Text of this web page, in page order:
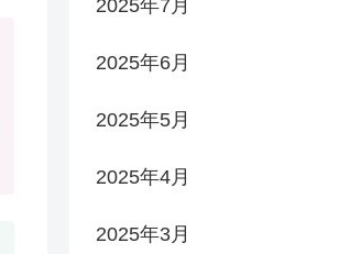
2025年7月
2025年6月
2025年5月
2025年4月
2025年3月